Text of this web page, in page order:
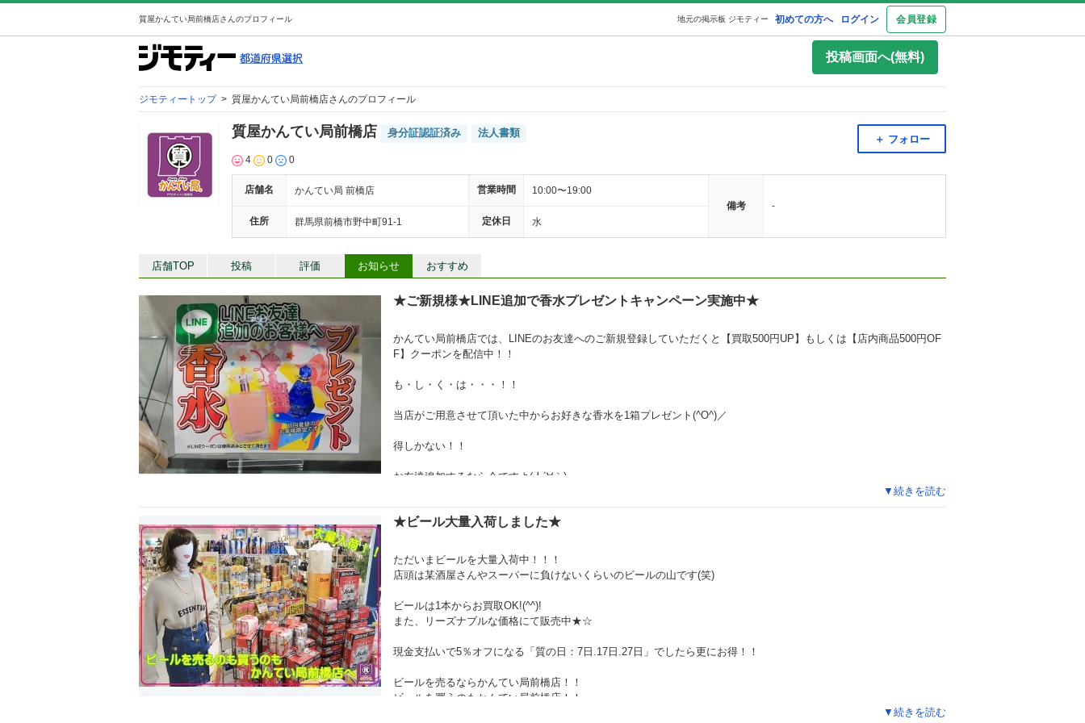
質屋かんてい局前橋店さんのプロフィール 初めての方へ ログイン 会員登録
地元の掲示板 ジモティー
投稿画面へ(無料)
ジモティートップ > 質屋かんてい局前橋店さんのプロフィール
質屋かんてい局前橋店 身分証認証済み 法人書類
4 0 0
＋ フォロー
店舗名 かんてい局 前橋店 営業時間
10:00〜19:00
備考
-
住所
群馬県前橋市野中町91-1 定休日 水
店舗TOP 投稿 評価 お知らせ おすすめ
★ご新規様★LINE追加で香水プレゼントキャンペーン実施中★
かんてい局前橋店では、LINEのお友達へのご新規登録していただくと【買取500円UP】もしくは【店内商品500円OF
F】クーポンを配信中！！
も・し・く・は・・・！！
当店がご用意させて頂いた中からお好きな香水を1箱プレゼント(^O^)／
得しかない！！
お友達追加するなら今ですよ(人´∀｀)
皆様のご来店心よりお待ちしております★
▼続きを読む
★ビール大量入荷しました★
ただいまビールを大量入荷中！！！
店頭は某酒屋さんやスーパーに負けないくらいのビールの山です(笑)
ビールは1本からお買取OK!(^^)!
また、リーズナブルな価格にて販売中★☆
現金支払いで5％オフになる「質の日：7日.17日.27日」でしたら更にお得！！
ビールを売るならかんてい局前橋店！！
ビールを買うのもかんてい局前橋店！！
▼続きを読む